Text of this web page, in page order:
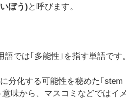
ぼう) と呼びます。
語では｢多能性｣を指す単語です。
分化する可能性を秘めた｢stem
味から、マスコミなどではイメ